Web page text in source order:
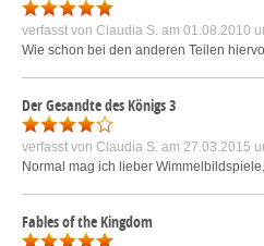
verfasst von Claudia S. am 01.08.2010
Wie schon bei den anderen Teilen
Der Gesandte des Königs 3
verfasst von Claudia S. am 27.03.2015
Normal mag ich lieber
Fables of the Kingdom